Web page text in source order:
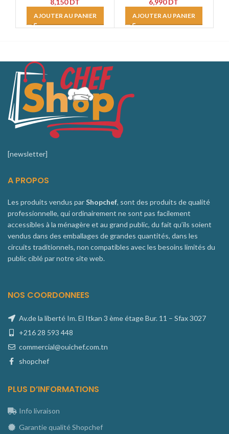
AJOUTER AU PANIER AJOUTER AU PANIER
[newsletter]
A PROPOS
Les produits vendus parShopchef, sont des produits de qualité
professionnelle, qui ordinairement ne sont pas facilement
accessibles à la ménagère et au grand public, du fait qu’ils soient
vendus dans des emballages de grandes quantités, dans les
circuits traditionnels, non compatibles avec les besoins limités du
public ciblé par notre site web.
NOS COORDONNEES
Av.de la liberté Im. El Itkan 3 ème étage Bur. 11 – Sfax 3027
+216 28 593 448
commercial@ouichef.com.tn
shopchef
PLUS D’INFORMATIONS
Info livraison
Garantie qualité Shopchef